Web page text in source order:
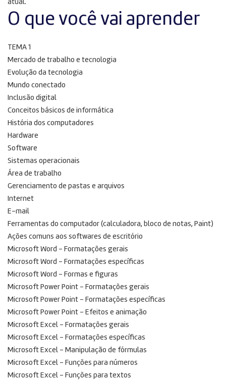
atual.
O que você vai aprender
TEMA 1
Mercado de trabalho e tecnologia
Evolução da tecnologia
Mundo conectado
Inclusão digital
Conceitos básicos de informática
História dos computadores
Hardware
Software
Sistemas operacionais
Área de trabalho
Gerenciamento de pastas e arquivos
Internet
E-mail
Ferramentas do computador (calculadora, bloco de notas, Paint)
Ações comuns aos softwares de escritório
Microsoft Word – Formatações gerais
Microsoft Word – Formatações específicas
Microsoft Word – Formas e figuras
Microsoft Power Point – Formatações gerais
Microsoft Power Point – Formatações específicas
Microsoft Power Point – Efeitos e animação
Microsoft Excel – Formatações gerais
Microsoft Excel – Formatações específicas
Microsoft Excel – Manipulação de fórmulas
Microsoft Excel – Funções para números
Microsoft Excel – Funções para textos